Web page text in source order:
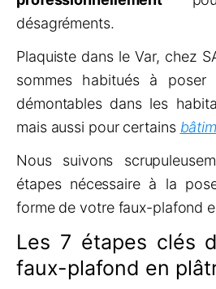
désagréments.
Plaquiste dans le Var, chez
sommes habitués à
démontables dans les
mais aussi pour certains
Nous suivons
étapes nécessaire à la
forme de votre faux-plafond
Les 7 étapes clés
faux-plafond en